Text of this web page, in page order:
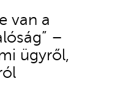
van a
–
ügyről,